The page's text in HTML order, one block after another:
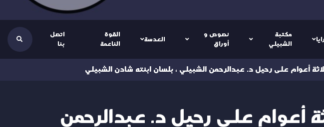
مكتبة
الشبيلي
نصوص و
أوراق
العدسة
القوة
الناعمة
اتصل
بنا
أعوام على رحيل د. عبدالرحمن الشبيلي ، بلسان ابنته شادن الشبيلي
أعوام على رحيل د. عبدالرحمن